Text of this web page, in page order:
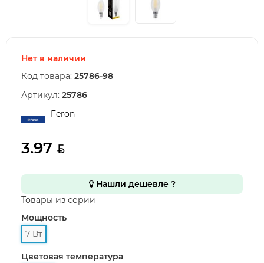
Нет в наличии
Код товара: 25786-98
Артикул: 25786
Feron
3.97
Нашли дешевле ?
Товары из серии
Мощность
7 Вт
Цветовая температура